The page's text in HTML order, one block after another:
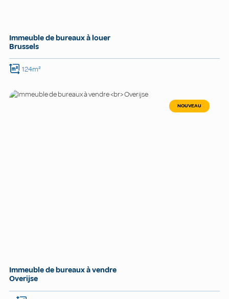
Immeuble de bureaux à louer
Brussels
124m²
NOUVEAU
Immeuble de bureaux à vendre
Overijse